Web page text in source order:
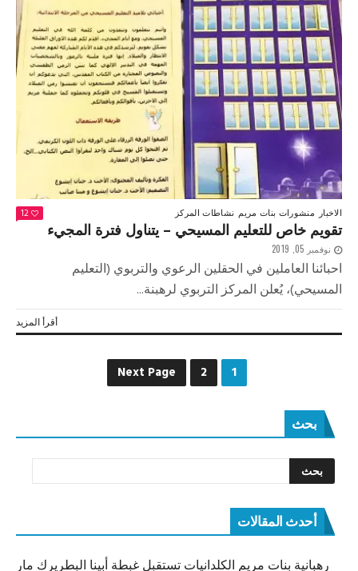
الاخبار منشورات بنات مريم نشاطات المركز 12
تقويم خاص للتعليم المسيحي – يتناول فترة المجيء
نوفمبر 05, 2019
احبائنا العاملين في الحقلين الرعوي والتربوي (التعليم
المسيحي)، يُعلن المركز التربوي لرهبنة...
أقرأ المزيد
1
2
Next Page
بحث
أحدث المقالات
رهبانية بنات مريم الكلدانيات تستقبل غبطة أبينا البطريرك مار